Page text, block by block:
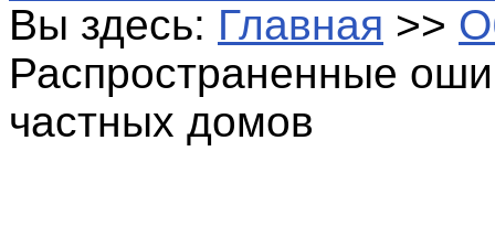
Вы здесь: Главная >>
Распространенные
частных домов